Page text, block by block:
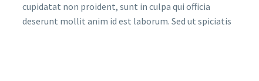
cupidatat non proident, sunt in culpa qui officia
deserunt mollit anim id est laborum. Sed ut spiciatis